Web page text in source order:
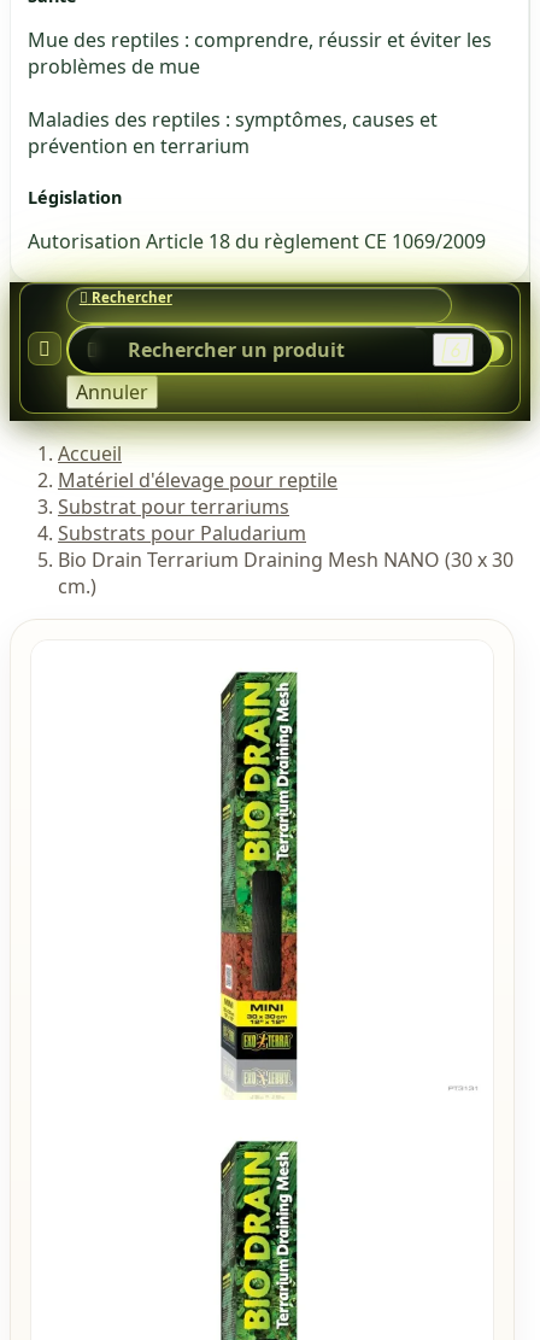
Mue des reptiles : comprendre, réussir et éviter les
problèmes de mue
Maladies des reptiles : symptômes, causes et
prévention en terrarium
Législation
Autorisation Article 18 du règlement CE 1069/2009



Annuler

Accueil
Matériel d'élevage pour reptile
Substrat pour terrariums
Substrats pour Paludarium
Bio Drain Terrarium Draining Mesh NANO (30 x 30
cm.)